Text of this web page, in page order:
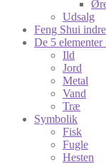
Udsalg
Feng Shui
De 5 elementer
Ild
Jord
Metal
Vand
Træ
Symbolik
Fisk
Fugle
Hesten